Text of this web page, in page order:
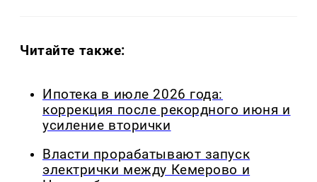
Читайте также:
Ипотека в июле 2026 года:
коррекция после рекордного июня и
усиление вторички
Власти прорабатывают запуск
электрички между Кемерово и